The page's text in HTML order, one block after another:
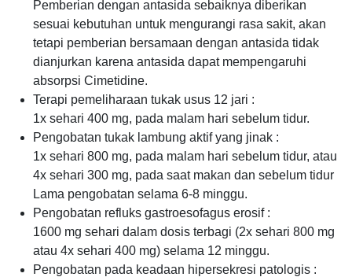
Pemberian dengan antasida sebaiknya diberikan
sesuai kebutuhan untuk mengurangi rasa sakit, akan
tetapi pemberian bersamaan dengan antasida tidak
dianjurkan karena antasida dapat mempengaruhi
absorpsi Cimetidine.
Terapi pemeliharaan tukak usus 12 jari :
1x sehari 400 mg, pada malam hari sebelum tidur.
Pengobatan tukak lambung aktif yang jinak :
1x sehari 800 mg, pada malam hari sebelum tidur, atau
4x sehari 300 mg, pada saat makan dan sebelum tidur
Lama pengobatan selama 6-8 minggu.
Pengobatan refluks gastroesofagus erosif :
1600 mg sehari dalam dosis terbagi (2x sehari 800 mg
atau 4x sehari 400 mg) selama 12 minggu.
Pengobatan pada keadaan hipersekresi patologis :